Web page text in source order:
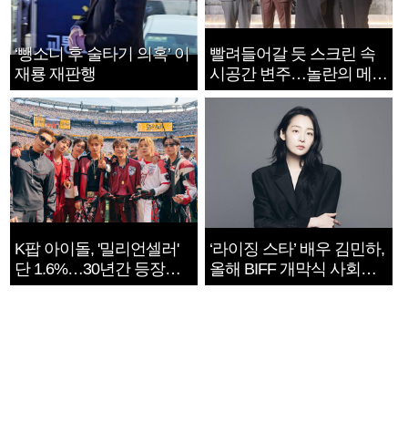
‘뺑소니 후 술타기 의혹’ 이
재룡 재판행
빨려들어갈 듯 스크린 속
시공간 변주…놀란의 메시
지는 ‘전쟁 속죄’
K팝 아이돌, '밀리언셀러'
단 1.6%…30년간 등장
1182개팀 전수조사
‘라이징 스타’ 배우 김민하,
올해 BIFF 개막식 사회자
확정